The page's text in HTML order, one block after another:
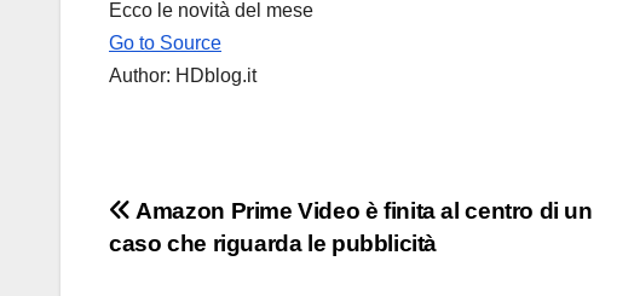
Ecco le novità del mese
Go to Source
Author: HDblog.it
Navigazione
articoli
Amazon Prime Video è finita al centro di un
caso che riguarda le pubblicità